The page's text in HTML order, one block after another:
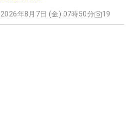
2026年8月7日 (金) 07時50分 19